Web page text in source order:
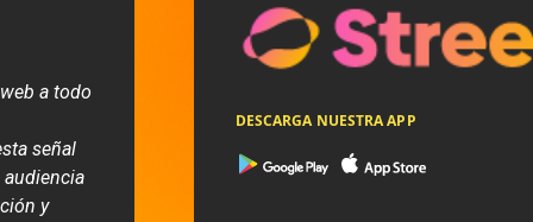
a todo
señal
y
DESCARGA NUESTRA APP